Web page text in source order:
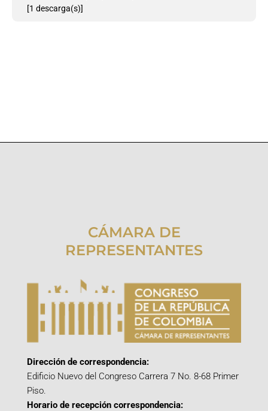
[1 descarga(s)]
CÁMARA DE
REPRESENTANTES
Dirección de correspondencia:
Edificio Nuevo del Congreso Carrera 7 No. 8-68 Primer
Piso.
Horario de recepción correspondencia: